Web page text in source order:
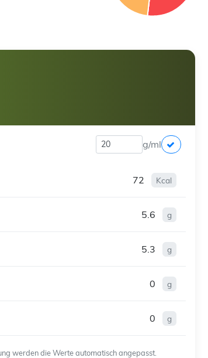
g/ml
72 Kcal
5.6 g
5.3 g
0 g
0 g
werden die Werte automatisch angepasst.